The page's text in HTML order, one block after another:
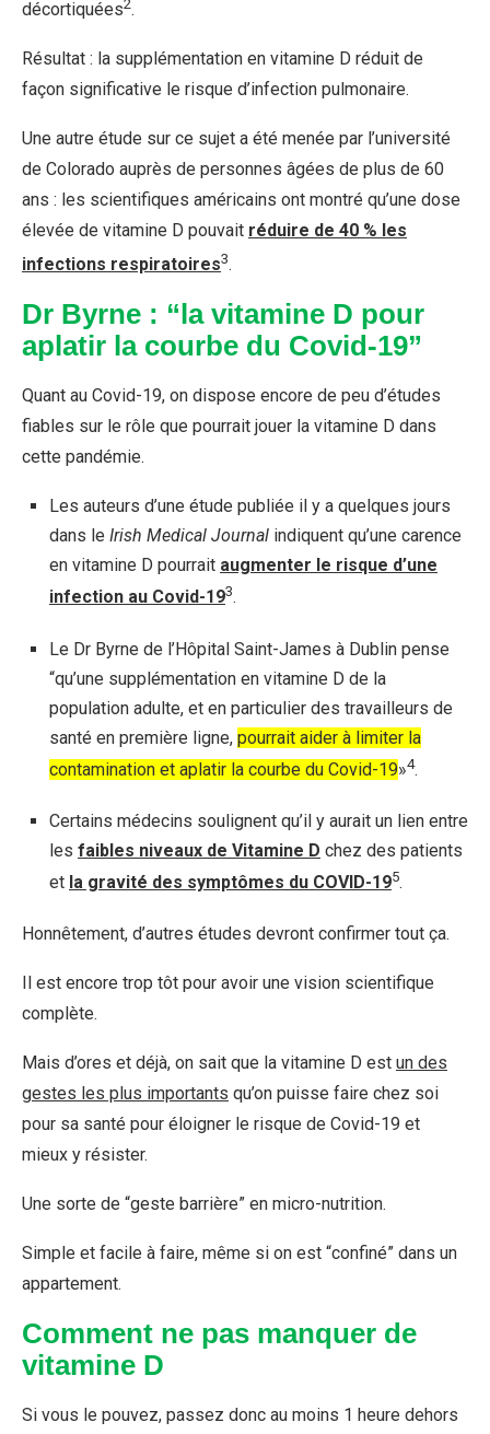
décortiquées2.
Résultat : la supplémentation en vitamine D réduit de
façon significative le risque d’infection pulmonaire.
Une autre étude sur ce sujet a été menée par l’université
de Colorado auprès de personnes âgées de plus de 60
ans : les scientifiques américains ont montré qu’une dose
élevée de vitamine D pouvait réduire de 40 % les
infections respiratoires3.
Dr Byrne : “la vitamine D pour
aplatir la courbe du Covid-19”
Quant au Covid-19, on dispose encore de peu d’études
fiables sur le rôle que pourrait jouer la vitamine D dans
cette pandémie.
Les auteurs d’une étude publiée il y a quelques jours
dans le Irish Medical Journal indiquent qu’une carence
en vitamine D pourrait augmenter le risque d’une
infection au Covid-193.
Le Dr Byrne de l’Hôpital Saint-James à Dublin pense
“qu’une supplémentation en vitamine D de la
population adulte, et en particulier des travailleurs de
santé en première ligne, pourrait aider à limiter la
contamination et aplatir la courbe du Covid-19»4.
Certains médecins soulignent qu’il y aurait un lien entre
les faibles niveaux de Vitamine D chez des patients
et la gravité des symptômes du COVID-195.
Honnêtement, d’autres études devront confirmer tout ça.
Il est encore trop tôt pour avoir une vision scientifique
complète.
Mais d’ores et déjà, on sait que la vitamine D est un des
gestes les plus importants qu’on puisse faire chez soi
pour sa santé pour éloigner le risque de Covid-19 et
mieux y résister.
Une sorte de “geste barrière” en micro-nutrition.
Simple et facile à faire, même si on est “confiné” dans un
appartement.
Comment ne pas manquer de
vitamine D
Si vous le pouvez, passez donc au moins 1 heure dehors